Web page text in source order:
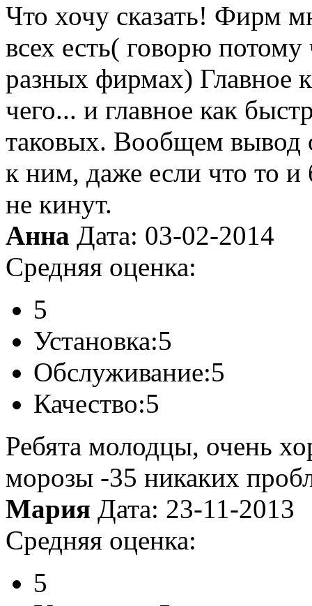
Что хочу сказать! Фирм
всех есть( говорю
разных фирмах) Главное
чего... и главное как
таковых. Вообщем вывод
к ним, даже если что то и
не кинут.
Анна Дата: 03-02-2014
Средняя оценка:
5
Установка:5
Обслуживание:5
Качество:5
Ребята молодцы, очень
морозы -35 никаких
Мария Дата: 23-11-2013
Средняя оценка:
5